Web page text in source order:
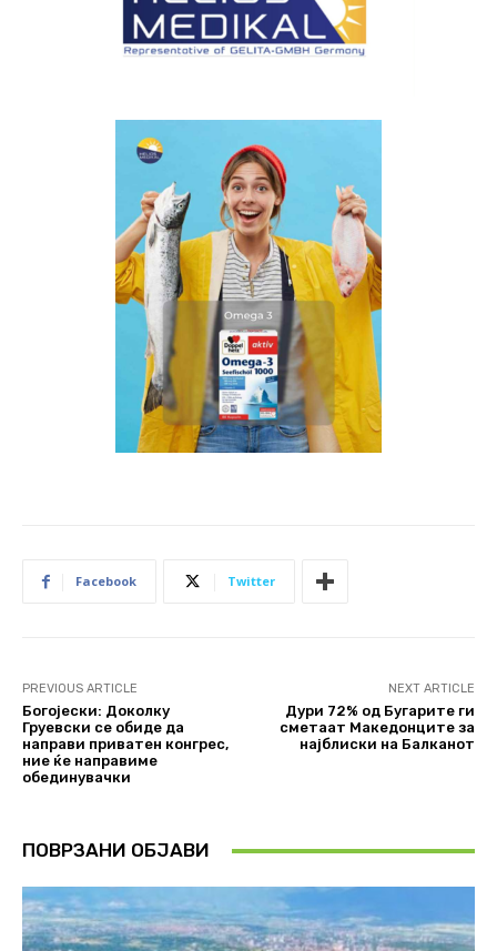
Facebook Twitter
PREVIOUS ARTICLE
Богојески: Доколку
Груевски се обиде да
направи приватен конгрес,
ние ќе направиме
обединувачки
NEXT ARTICLE
Дури 72% од Бугарите ги
сметаат Македонците за
најблиски на Балканот
ПОВРЗАНИ ОБЈАВИ